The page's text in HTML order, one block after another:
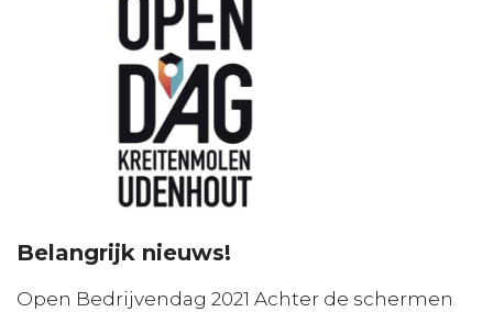
Belangrijk nieuws!
Open Bedrijvendag 2021 Achter de schermen